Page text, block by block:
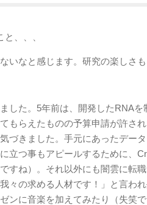
、、、
いなと感じます。研究の楽しさ
た。5年前は、開発したRNA
もらえたものの予算申請が許さ
づきました。手元にあったデー
立つ事もアピールするために、
すね）。それ以外にも闇雲に転
々の求める人材です！」と言わ
ンに音楽を加えてみたり（失笑